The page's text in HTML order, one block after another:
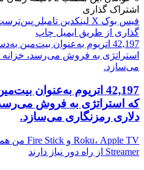
اشتراک گذاری
فیس بوک X لینکدین ‫تامبلر
گذاری از طریق ایمیل چاپ
42,197 اتریوم به‌عنوان
می‌سازد.
42,197 اتریوم به‌عنوان
دلاری رمزنگاری می‌سازد.
Streamer از راه دور نیاز دارند